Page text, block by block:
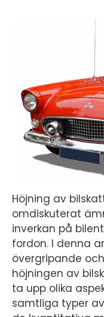
Höjning av
omdiskuterat
inverkan på
fordon. I denna
övergripande
höjningen av
ta upp olika
samtliga typer